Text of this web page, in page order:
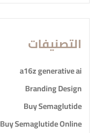
التصنيفات
a16z generative ai
Branding Design
Buy Semaglutide
Buy Semaglutide Online